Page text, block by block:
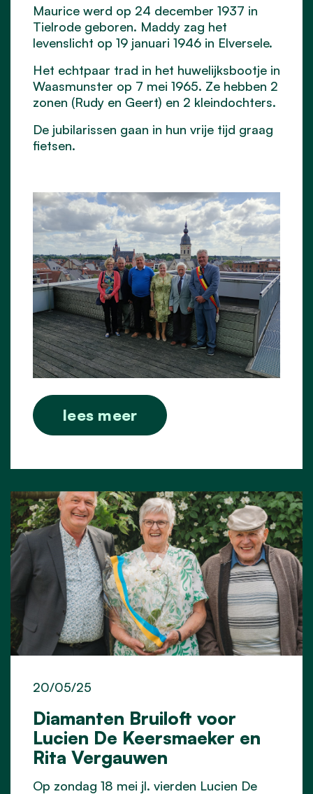
Maurice werd op 24 december 1937 in
Tielrode geboren. Maddy zag het
levenslicht op 19 januari 1946 in Elversele.
Het echtpaar trad in het huwelijksbootje in
Waasmunster op 7 mei 1965. Ze hebben 2
zonen (Rudy en Geert) en 2 kleindochters.
De jubilarissen gaan in hun vrije tijd graag
fietsen.
lees meer
Diamanten Bruiloft voor
Lucien De Keersmaeker en
Rita Vergauwen
20/05/25
Op zondag 18 mei jl. vierden Lucien De